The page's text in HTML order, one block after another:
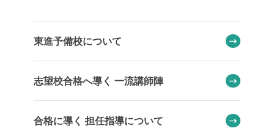
東進予備校について
志望校合格へ導く 一流講師陣
合格に導く 担任指導について